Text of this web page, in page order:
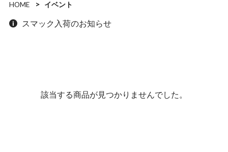
HOME イベント
スマック入荷のお知らせ
該当する商品が見つかりませんでした。